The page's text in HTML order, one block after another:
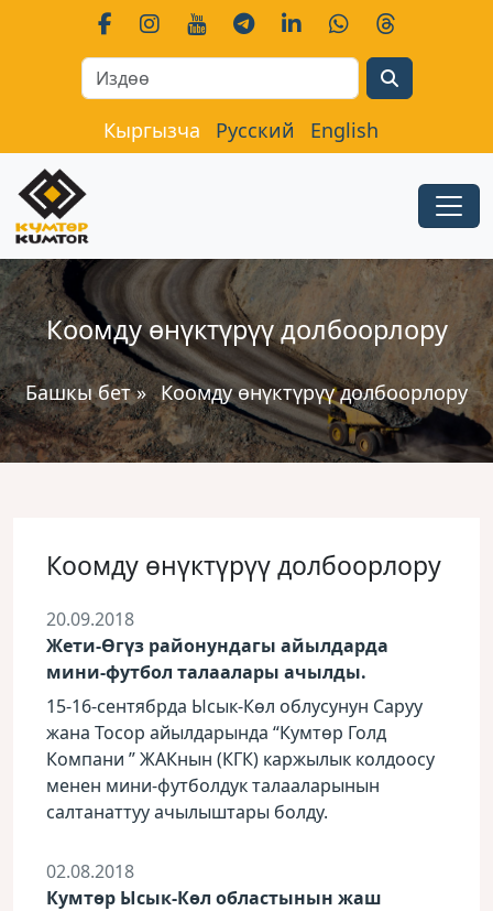
Кыргызча Русский English
Коомду ѳнүктүрүү долбоорлору
Башкы бет» Коомду ѳнүктүрүү долбоорлору
Коомду ѳнүктүрүү долбоорлору
20.09.2018
Жети-Өгүз районундагы айылдарда
мини-футбол талаалары ачылды.
15-16-сентябрда Ысык-Көл облусунун Саруу
жана Тосор айылдарында “Кумтөр Голд
Компани ” ЖАКнын (КГК) каржылык колдоосу
менен мини-футболдук талааларынын
салтанаттуу ачылыштары болду.
02.08.2018
Кумтөр Ысык-Көл областынын жаш